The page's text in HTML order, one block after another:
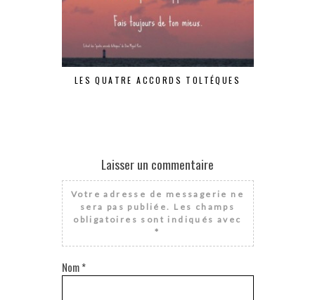
LES QUATRE ACCORDS TOLTÉQUES
Laisser un commentaire
Votre adresse de messagerie ne
sera pas publiée. Les champs
obligatoires sont indiqués avec
*
Nom*